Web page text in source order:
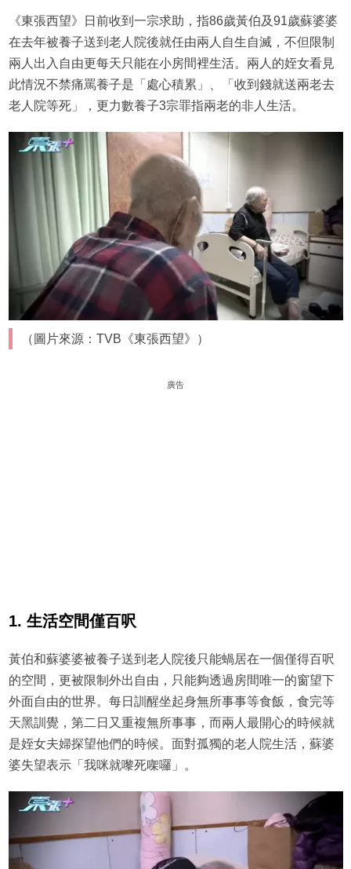
《東張西望》日前收到一宗求助，指86歲黃伯及91歲蘇婆婆
在去年被養子送到老人院後就任由兩人自生自滅，不但限制
兩人出入自由更每天只能在小房間裡生活。兩人的姪女看見
此情況不禁痛罵養子是「處心積累」、「收到錢就送兩老去
老人院等死」，更力數養子3宗罪指兩老的非人生活。
（圖片來源：TVB《東張西望》）
廣告
1. 生活空間僅百呎
黃伯和蘇婆婆被養子送到老人院後只能蝸居在一個僅得百呎
的空間，更被限制外出自由，只能夠透過房間唯一的窗望下
外面自由的世界。每日訓醒坐起身無所事事等食飯，食完等
天黑訓覺，第二日又重複無所事事，而兩人最開心的時候就
是姪女夫婦探望他們的時候。面對孤獨的老人院生活，蘇婆
婆失望表示「我咪就嚟死㗎囉」。